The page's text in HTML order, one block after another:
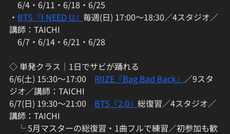
6/4・6/11・6/18・6/25
・ BTS『I NEED U』 毎週(日) 17:00〜18:30／4スタジオ／
講師：TAICHI
6/7・6/14・6/21・6/28
◇ 単発クラス｜1日でサビが踊れる
6/6(土) 15:30〜17:00 RIIZE『Bag Bad Back』 ／9スタ
ジオ／講師：TAICHI
6/7(日) 19:30〜21:00 BTS『2.0』 総復習／4スタジオ／
講師：TAICHI
└ 5月マスターの総復習・1曲フルで練習／初参加も歓